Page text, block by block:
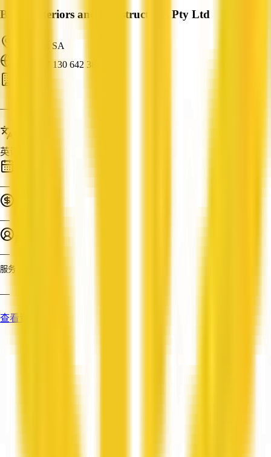
Bruce Interiors and Constructions Pty Ltd
Parkside, SA
ABN: 37 130 642 385
—
英语
—
—
—
服务
—
查看资料